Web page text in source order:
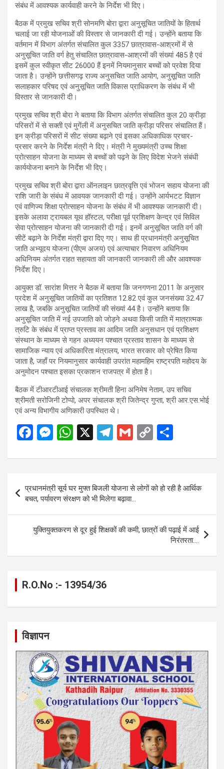
संबंध में आवश्यक कार्यवाही करने के निर्देश भी दिए।
बैठक में प्रमुख सचिव श्री सोनमणि बोरा द्वारा अनुसूचित जातियों के हितार्थ
चलाई जा रही योजनाओं की विस्तार से जानकारी दी गई। उन्होंने बताया कि
वर्तमान में विभाग अंतर्गत संचालित कुल 3357 छात्रावास-आश्रमों में से
अनुसूचित जाति वर्ग हेतु संचालित छात्रावास-आश्रमों की संख्यां 485 है एवं
इसमें कुल स्वीकृत सीट 26000 हैं इनमें नियमानुसार बच्चों को प्रवेश दिया
जाता है। उन्होंने छत्तीसगढ़ राज्य अनुसचित जाति आयोग, अनुसूचित जाति
सलाहकार परिषद एवं अनुसूचित जाति विकास प्राधिकरण के संबंध में भी
विस्तार से जानकारी दी।
प्रमुख सचिव श्री बोरा ने बताया कि विभाग अंतर्गत संचालित कुल 20 क्रीड़ा
परिसरों में से सक्ती एवं मुगेंली में अनुसचित जाति क्रीड़ा परिसर संचालित हैं।
इन क्रीड़ा परिसरों में सीट संख्या बढ़ाने एवं इसका अधिकाधिक प्रचार-
प्रसार करने के निर्देश मंत्री ने दिए। मंत्री ने मुख्यमंत्री उच्च शिक्षा
प्रोत्साहन योजना के माध्यम से बच्चों को पढ़ने के लिए विदेश भेजने संबंधी
कार्ययोजना बनाने के निर्देश भी दिए।
प्रमुख सचिव श्री बोरा द्वारा ऑनलाइन छात्रवृत्ति एवं भोजन सहाय योजना की
राशि जारी के संबंध में आवयक जानकारी दी गई। उन्होंने आर्यभटट विज्ञान
एवं वाणिज्य शिक्षा प्रोत्साहन योजना के संबंध में भी आवश्यक जानकारी दी।
इसके अलावा ट्रायबल यूथ हॉस्टल, परीक्षा पूर्व प्रशिक्षण केन्द्र एवं सिविल
सेवा प्रोत्साहन योजना की जानकारी दी गई। इनमें अनुसूचित जाति वर्ग की
सीटें बढ़ाने के निर्देश मंत्री द्वारा दिए गए। साथ ही प्रधानमंत्री अनुसूचित
जाति अभ्यूदय योजना (पीएम अजय) एवं अत्याचार निवारण अधिनियम
अधिनियम अंतर्गत राहत सहायता की जानकारी जानकारी ली और आवश्यक
निर्देश दिए।
आयुक्त डॉ. सारांश मित्तर ने बैठक में बताया कि जनगणना 2011 के अनुसार
प्रदेश में अनुसूचित जातियों का प्रतिशत 12.82 एवं कुल जनसंख्या 32.47
लाख है, जबकि अनुसूचित जातियों की संख्यां 44 है। उन्होंने बताया कि
अनुसूचित जाति में नई उपजाति को जोड़ने अथवा किसी जाति में मात्रात्मक
त्रुटि के संबंध में प्राप्त प्रस्ताव का आदिम जाति अनुसधान एवं प्रशिक्षण
संस्थान के माध्यम से गहन अध्ययन पश्चात प्रस्ताव शासन के माध्यम से
सामाजिक न्याय एवं अधिकारिता मंत्रालय, भारत सरकार को प्रेषित किया
जाता है, जहाँ पर नियमानुसार कार्यवाही उपरांत महामहिम राष्ट्रपति महोदय के
अनुमोदन पश्चात इसका प्रकाशन राजपत्र में होता है।
बैठक में टीआरटीआई संचालक श्रीमती हिना अनिमेष नेताम, उप सचिव
श्रीमती सरोजिनी टोप्पो, अपर संचालक श्री जितेन्द्र गुप्ता, श्री आर.एस.भोई
एवं अन्य विभागीय अणिकारी उपस्थित थे।
F
ce
o
o
k
M
se
n
g
er
W
at
A
p
p
X
T
e
gr
a
m
G
ail
C
py
Li
n
k
ar
e
navigation
प्रधानमंत्री सूर्य घर मुफ्त बिजली योजना से लोगों को हो रही है आर्थिक
बचत, पर्यावरण संरक्षण को भी मिलेगा बढ़ावा…
युक्तियुक्तकरण से दूर हुई शिक्षकों की कमी, छात्रों की पढ़ाई में आई
निरंतरता….
R.O.No :- 13954/36
विज्ञापन